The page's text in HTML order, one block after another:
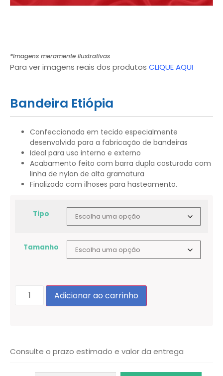
*Imagens meramente ilustrativas
Para ver imagens reais dos produtos CLIQUE AQUI
Bandeira Etiópia
Confeccionada em tecido especialmente
desenvolvido para a fabricação de bandeiras
Ideal para uso interno e externo
Acabamento feito com barra dupla costurada com
linha de nylon de alta gramatura
Finalizado com ilhoses para hasteamento.
Tipo
Tamanho
Adicionar ao carrinho
Consulte o prazo estimado e valor da entrega